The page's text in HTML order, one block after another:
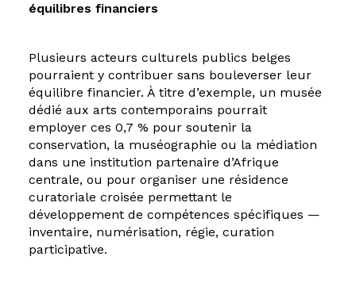
équilibres financiers
Plusieurs acteurs culturels publics belges
pourraient y contribuer sans bouleverser leur
équilibre financier. À titre d’exemple, un musée
dédié aux arts contemporains pourrait
employer ces 0,7 % pour soutenir la
conservation, la muséographie ou la médiation
dans une institution partenaire d’Afrique
centrale, ou pour organiser une résidence
curatoriale croisée permettant le
développement de compétences spécifiques —
inventaire, numérisation, régie, curation
participative.